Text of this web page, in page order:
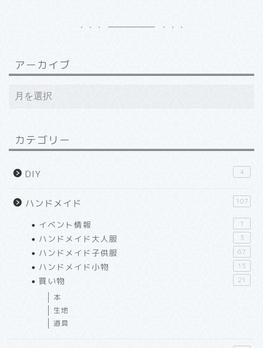
アーカイブ
カテゴリー
DIY 4
ハンドメイド 107
イベント情報 1
ハンドメイド大人服 3
ハンドメイド子供服 67
ハンドメイド小物 15
買い物 21
本
生地
道具